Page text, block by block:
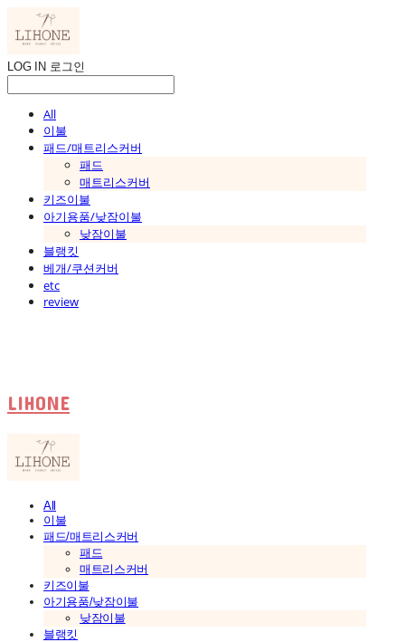
LOG IN 로그인
All
이불
패드/매트리스커버
패드
매트리스커버
키즈이불
아기용품/낮잠이불
낮잠이불
블랭킷
베개/쿠션커버
etc
review
LIHONE
All
이불
패드/매트리스커버
패드
매트리스커버
키즈이불
아기용품/낮잠이불
낮잠이불
블랭킷